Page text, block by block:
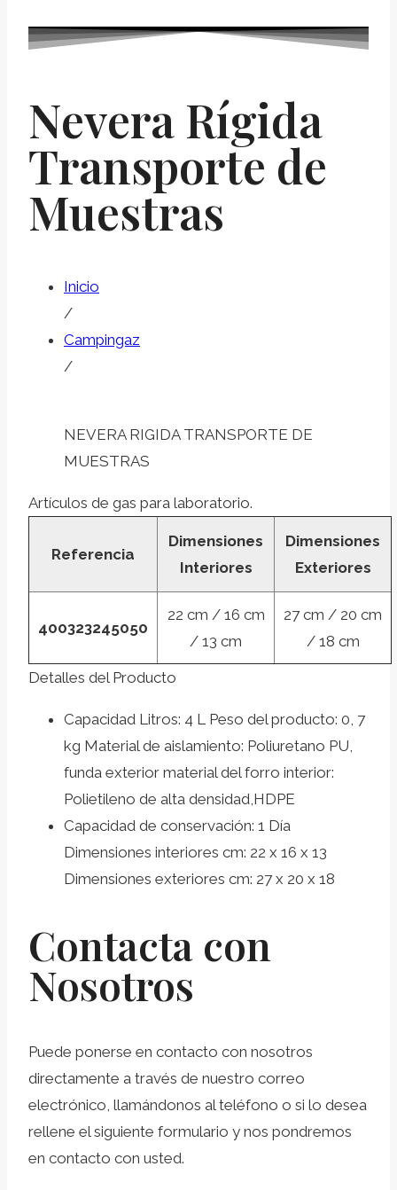
Nevera Rígida
Transporte de
Muestras
Inicio
/
Campingaz
/
NEVERA RIGIDA TRANSPORTE DE
MUESTRAS
Artículos de gas para laboratorio.
Referencia
Dimensiones
Interiores
Dimensiones
Exteriores
400323245050
22 cm / 16 cm
/ 13 cm
27 cm / 20 cm
/ 18 cm
Detalles del Producto
Capacidad Litros: 4 L Peso del producto: 0, 7
kg Material de aislamiento: Poliuretano PU,
funda exterior material del forro interior:
Polietileno de alta densidad,HDPE
Capacidad de conservación: 1 Día
Dimensiones interiores cm: 22 x 16 x 13
Dimensiones exteriores cm: 27 x 20 x 18
Contacta con
Nosotros
Puede ponerse en contacto con nosotros
directamente a través de nuestro correo
electrónico, llamándonos al teléfono o si lo desea
rellene el siguiente formulario y nos pondremos
en contacto con usted.